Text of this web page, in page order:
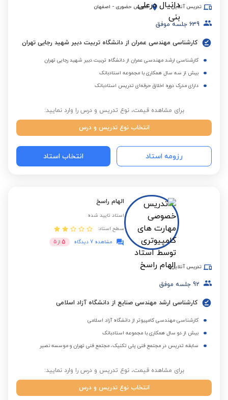
تدریس آنلاین تدریس حضوری - اصفهان
639 جلسه موفق
کارشناسی مهندسی عمران از دانشگاه تربیت دبیر شهید رجایی تهران
کارشناسی ارشد مهندسی عمران از دانشگاه تربیت دبیر شهید رجایی تهران
بیش از سه سال همکاری با مجموعه استادبانک
دارای مدرک دوره اخلاق حرفه‌ای تدریس استادبانک
برای مشاهده قیمت، نوع تدریس و درس را وارد نمایید:
انتخاب نوع تدریس و درس
رزومه استاد انتخاب استاد
الهام راسخ
استاد تایید شده
سطح استاد:
مشاهده 7 دیدگاه
5 از 5
تدریس آنلاین
92 جلسه موفق
کارشناسی ارشد مهندسی صنایع از دانشگاه آزاد اسلامی
کارشناسی مهندسی کامپیوتر از دانشگاه آزاد اسلامی
بیش از دو سال همکاری با مجموعه استادبانک
سابقه تدریس در مجتمع فنی پلی تکنیک، مجتمع فنی تهران و موسسه نصیر
برای مشاهده قیمت، نوع تدریس و درس را وارد نمایید:
انتخاب نوع تدریس و درس